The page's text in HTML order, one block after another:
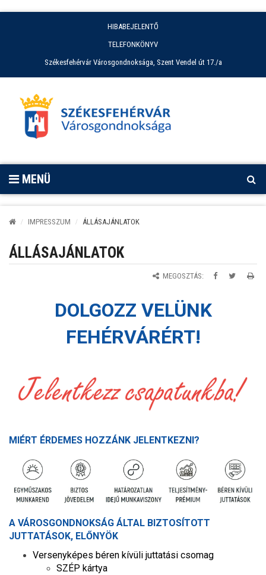
HIBABEJELENTŐ
TELEFONKÖNYV
Székesfehérvár Városgondnoksága, Szent Vendel út 17./a
MENÜ
IMPRESSZUM ÁLLÁSAJÁNLATOK
ÁLLÁSAJÁNLATOK
MEGOSZTÁS:
DOLGOZZ VELÜNK
FEHÉRVÁRÉRT!
MIÉRT ÉRDEMES HOZZÁNK JELENTKEZNI?
A VÁROSGONDNOKSÁG ÁLTAL BIZTOSÍTOTT
JUTTATÁSOK, ELŐNYÖK
Versenyképes béren kívüli juttatási csomag
SZÉP kártya